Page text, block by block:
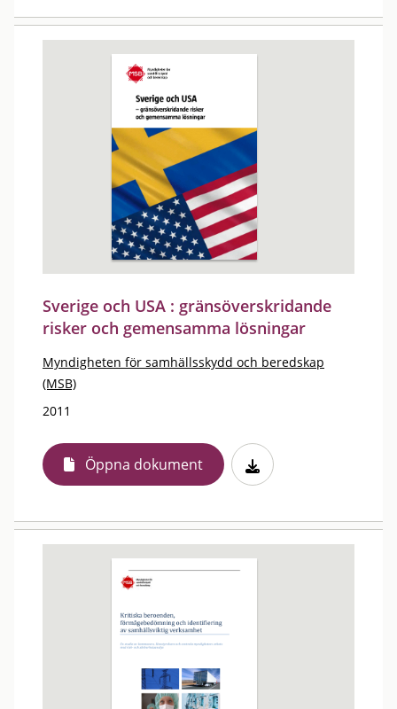
Sverige och USA : gränsöverskridande
risker och gemensamma lösningar
Myndigheten för samhällsskydd och beredskap
(MSB)
2011
Öppna dokument